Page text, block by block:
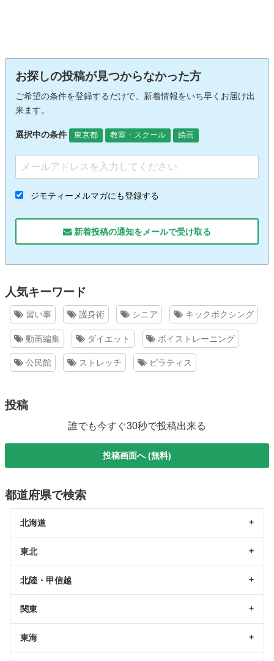
お探しの投稿が見つからなかった方
ご希望の条件を登録するだけで、新着情報をいち早くお届け出
来ます。
選択中の条件 東京都 教室・スクール 絵画
ジモティーメルマガにも登録する
新着投稿の通知をメールで受け取る
人気キーワード
習い事 護身術 シニア キックボクシング
動画編集 ダイエット ボイストレーニング
公民館 ストレッチ ピラティス
投稿
誰でも今すぐ30秒で投稿出来る
投稿画面へ (無料)
都道府県で検索
北海道
東北
北陸・甲信越
関東
東海